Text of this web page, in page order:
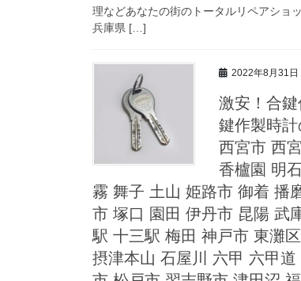
理などあなたの街のトータルリペアショ
兵庫県 […]
2022年8月31日
激安！合
鍵作製時
西宮市 西
香櫨園 明
霧 舞子 土山 姫路市 御着 播
市 塚口 園田 伊丹市 昆陽 武
駅 十三駅 梅田 神戸市 東灘
摂津本山 石屋川 六甲 六甲